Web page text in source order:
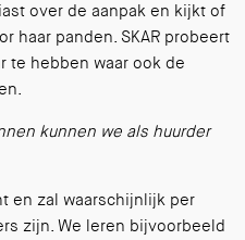
over de aanpak en kijkt of
haar panden. SKAR probeert
te hebben waar ook de
kunnen we als huurder
en zal waarschijnlijk per
zijn. We leren bijvoorbeeld